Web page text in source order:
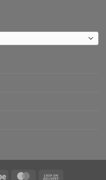
Stripe MasterCard